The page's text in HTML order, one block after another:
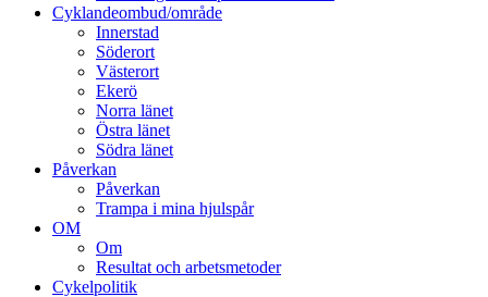
Cyklandeombud/område
Innerstad
Söderort
Västerort
Ekerö
Norra länet
Östra länet
Södra länet
Påverkan
Påverkan
Trampa i mina hjulspår
OM
Om
Resultat och arbetsmetoder
Cykelpolitik